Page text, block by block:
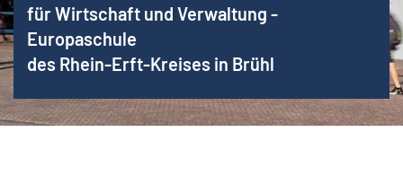
für Wirtschaft und Verwaltung -
Europaschule
des Rhein-Erft-Kreises in Brühl